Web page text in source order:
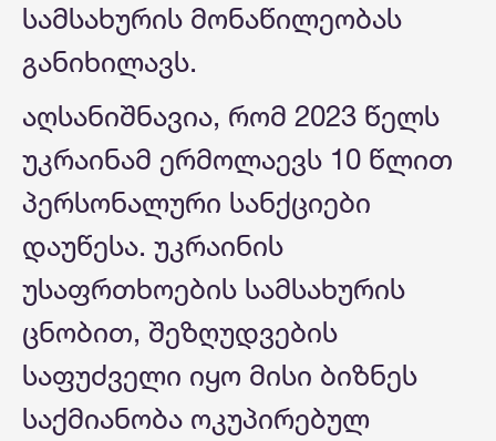
სამსახურის მონაწილეობას
განიხილავს.
აღსანიშნავია, რომ 2023 წელს
უკრაინამ ერმოლაევს 10 წლით
პერსონალური სანქციები
დაუწესა. უკრაინის
უსაფრთხოების სამსახურის
ცნობით, შეზღუდვების
საფუძველი იყო მისი ბიზნეს
საქმიანობა ოკუპირებულ